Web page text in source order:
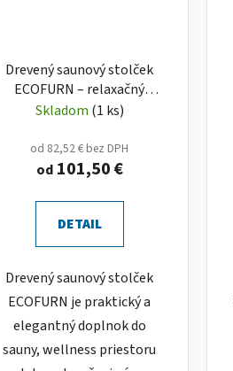
Drevený saunový stolček
ECOFURN – relaxačný
stolík do sauny a wellness
Skladom (1 ks)
od 82,52 € bez DPH
od101,50 €
DETAIL
Drevený saunový stolček
ECOFURN je praktický a
elegantný doplnok do
sauny, wellness priestoru